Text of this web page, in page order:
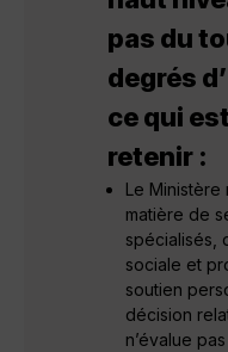
pas du
degrés
ce qui
retenir :
Le Ministère
matière de
spécialisés,
sociale et
soutien
décision
n’évalue